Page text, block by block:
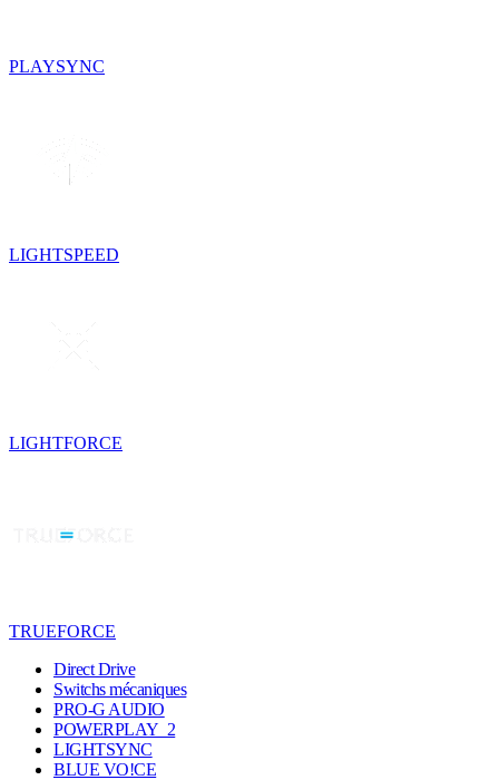
PLAYSYNC
LIGHTSPEED
LIGHTFORCE
TRUEFORCE
Direct Drive
Switchs mécaniques
PRO-G AUDIO
POWERPLAY 2
LIGHTSYNC
BLUE VO!CE